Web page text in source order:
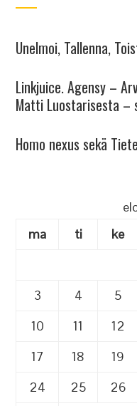
Unelmoi, Tallenna,
Linkjuice. Agensy –
Matti Luostarisesta –
Homo nexus sekä
ma
ti ke
3
4 5
10
11 12
17
18 19
24
25 26